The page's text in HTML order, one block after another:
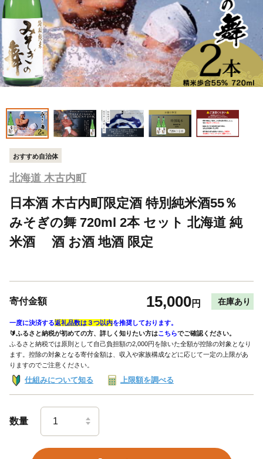
おすすめ自治体
北海道 木古内町
日本酒 木古内町限定酒 特別純米酒55％
みそぎの舞 720ml 2本 セット 北海道 純
米酒 酒 お酒 地酒 限定
寄付金額 15,000円 在庫あり
一度に決済する返礼品数は３つ以内を推奨しております。
🔰ふるさと納税が初めての方、詳しく知りたい方はこちらでご確認ください。
ふるさと納税では原則として自己負担額の2,000円を除いた全額が控除の対象となり
ます。控除の対象となる寄付金額は、収入や家族構成などに応じて一定の上限があ
りますのでご注意ください。
仕組みについて知る 上限額を調べる
数量